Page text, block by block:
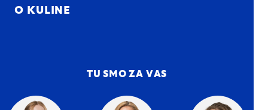
O KULINE
TU SMO ZA VAS